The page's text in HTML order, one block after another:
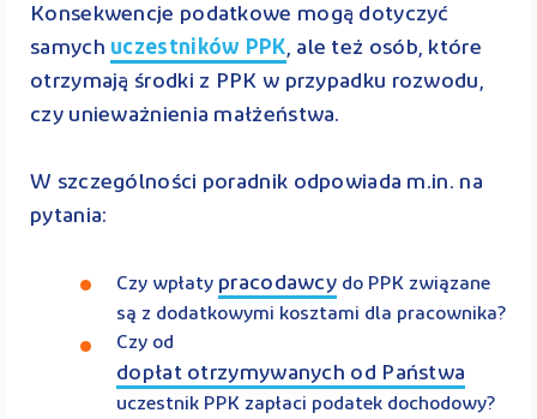
Konsekwencje podatkowe mogą dotyczyć
samych uczestników PPK, ale też osób, które
otrzymają środki z PPK w przypadku rozwodu,
czy unieważnienia małżeństwa.
W szczególności poradnik odpowiada m.in. na
pytania:
Czy wpłaty pracodawcy do PPK związane
są z dodatkowymi kosztami dla pracownika?
Czy od
dopłat otrzymywanych od Państwa
uczestnik PPK zapłaci podatek dochodowy?